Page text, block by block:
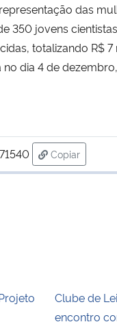
das
jovens
totalizando R$
dia 4 de
Copiar
para área
Clube de
encontro